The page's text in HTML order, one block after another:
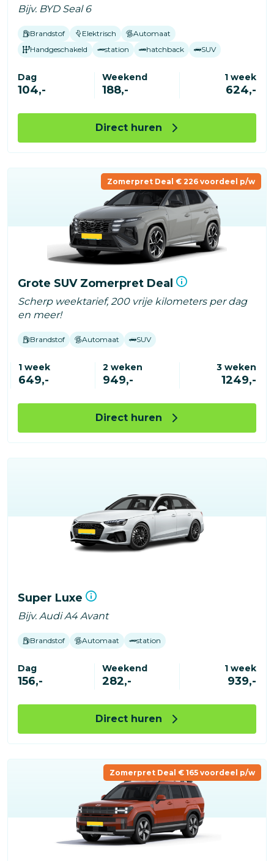
Bijv. BYD Seal 6
Brandstof Elektrisch
Automaat
Handgeschakeld
station hatchback SUV
Dag
104,-
Weekend
188,-
1 week
624,-
Direct huren
Zomerpret Deal € 226 voordeel p/w
Grote SUV Zomerpret Deal
Scherp weektarief, 200 vrije kilometers per dag
en meer!
Brandstof Automaat SUV
1 week
649,-
2 weken
949,-
3 weken
1249,-
Direct huren
Super Luxe
Bijv. Audi A4 Avant
Brandstof Automaat station
Dag
156,-
Weekend
282,-
1 week
939,-
Direct huren
Zomerpret Deal € 165 voordeel p/w